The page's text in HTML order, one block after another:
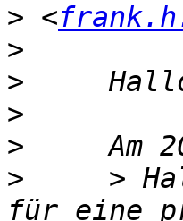
> <
>
>
>
>
>
>